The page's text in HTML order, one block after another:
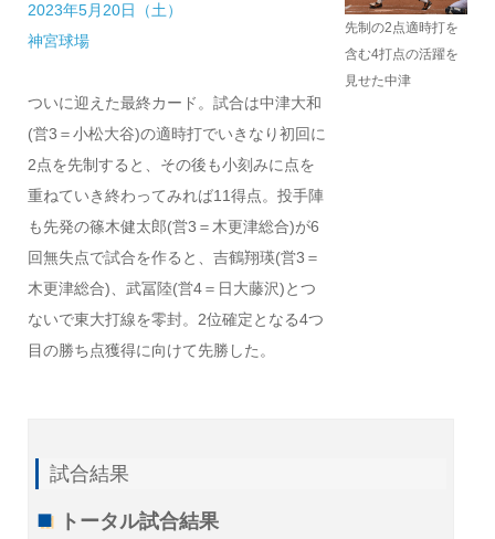
2023年5月20日（土）
神宮球場
ついに迎えた最終カード。試合は中津大和
(営3＝小松大谷)の適時打でいきなり初回に
2点を先制すると、その後も小刻みに点を
重ねていき終わってみれば11得点。投手陣
も先発の篠木健太郎(営3＝木更津総合)が6
回無失点で試合を作ると、吉鶴翔瑛(営3＝
木更津総合)、武冨陸(営4＝日大藤沢)とつ
ないで東大打線を零封。2位確定となる4つ
目の勝ち点獲得に向けて先勝した。
先制の2点適時打を
含む4打点の活躍を
見せた中津
試合結果
トータル試合結果